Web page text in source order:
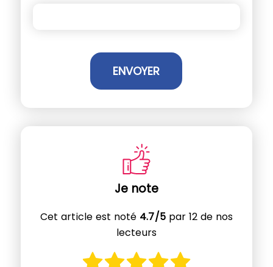
Je note
Cet article est noté 4.7/5par 12 de nos
lecteurs